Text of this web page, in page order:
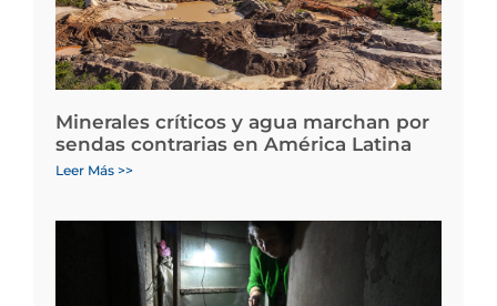
Minerales críticos y agua marchan por
sendas contrarias en América Latina
Leer Más >>